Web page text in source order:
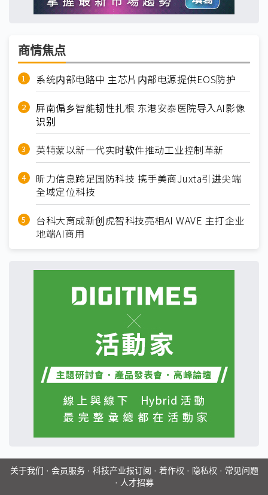
商情焦点
系统内部电路中 主芯片内部电源提供EOS防护
屏南偏乡智能韧性扎根 东港安泰医院导入AI影像
识别
英特蒙以新一代实时软件推动工业控制革新
昕力信息跨足国防科技 携手美商Juxta引进尖端
全域定位科技
台科大育成新创虎智科技亮相AI WAVE 主打企业
地端AI商用
关于我们 · 会员服务· 科技产业报订阅 · 着作权 · 隐私权 · 常见问题
· 人才招募